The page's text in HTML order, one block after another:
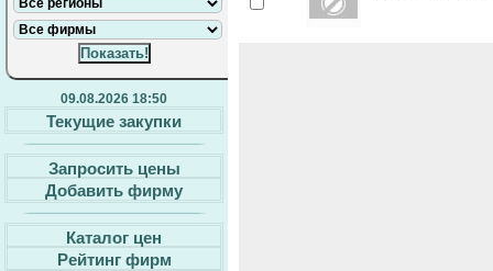
09.08.2026 18:50
Текущие закупки
Запросить цены
Добавить фирму
Каталог цен
Рейтинг фирм